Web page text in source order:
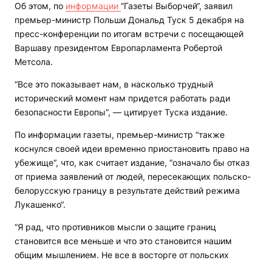
Об этом, по информации “Газеты Выборчей“, заявил
премьер-министр Польши Дональд Туск 5 декабря на
пресс-конференции по итогам встречи с посещающей
Варшаву президентом Европарламента Робертой
Метсола.
“Все это показывает нам, в насколько трудный
исторический момент нам придется работать ради
безопасности Европы“, — цитирует Туска издание.
По информации газеты, премьер-министр “также
коснулся своей идеи временно приостановить право на
убежище“, что, как считает издание, “означало бы отказ
от приема заявлений от людей, пересекающих польско-
белорусскую границу в результате действий режима
Лукашенко“.
“Я рад, что противников мысли о защите границ
становится все меньше и что это становится нашим
общим мышлением. Не все в восторге от польских